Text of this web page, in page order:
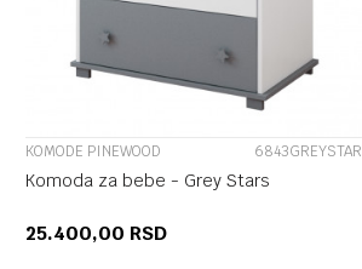
KOMODE PINEWOOD 6843GREYSTAR
Komoda za bebe - Grey Stars
25.400,00 RSD